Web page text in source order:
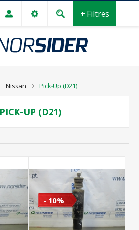
+ Filtres
Nissan Pick-Up (D21)
PICK-UP (D21)
- 10%